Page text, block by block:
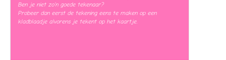
Ben je niet zo'n goede tekenaar?
Probeer dan eerst de tekening eens te maken op een
kladblaadje alvorens je tekent op het kaartje.